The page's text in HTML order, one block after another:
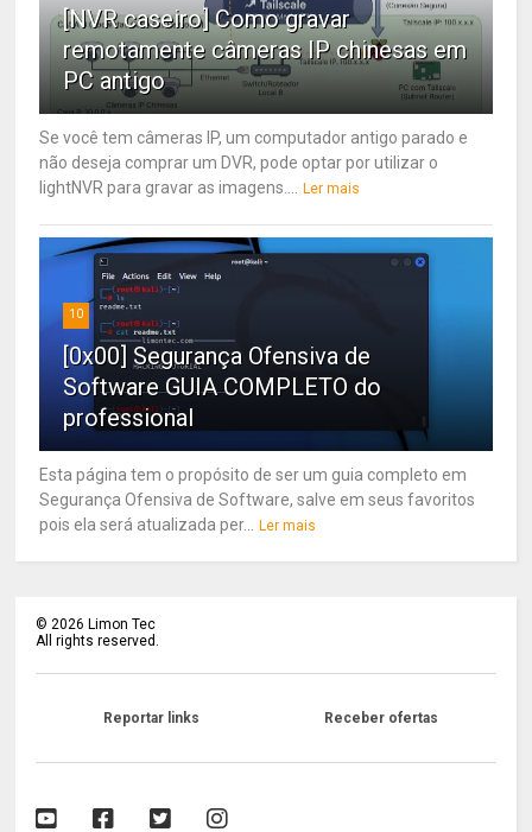
[NVR caseiro] Como gravar
remotamente câmeras IP chinesas em
PC antigo
Se você tem câmeras IP, um computador antigo parado e
não deseja comprar um DVR, pode optar por utilizar o
lightNVR para gravar as imagens....
Ler mais
10
[0x00] Segurança Ofensiva de
Software GUIA COMPLETO do
professional
Esta página tem o propósito de ser um guia completo em
Segurança Ofensiva de Software, salve em seus favoritos
pois ela será atualizada per...
Ler mais
©2026 Limon Tec
All rights reserved.
Reportar links Receber ofertas